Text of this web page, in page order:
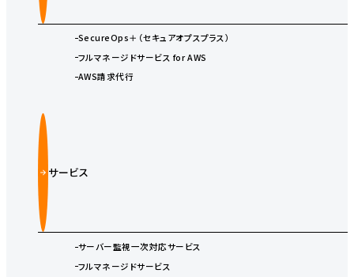
SecureOps＋（セキュアオプスプラス）
フルマネージドサービス for AWS
AWS請求代行
サービス
サーバー監視一次対応サービス
フルマネージドサービス